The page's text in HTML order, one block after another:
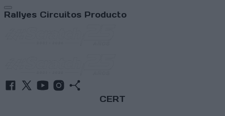
Abrir menú
Rallyes Circuitos Producto
CERT